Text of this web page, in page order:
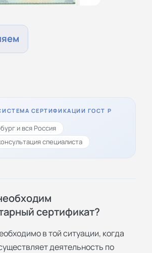
СЕРТИФИКАЦИИ ГОСТ Р
и вся Россия
специалиста
сертификат?
в той ситуации, когда
деятельность по